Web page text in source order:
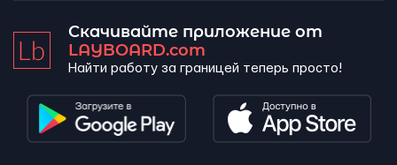
Скачивайте приложение от
LAYBOARD.com
Найти работу за границей теперь просто!